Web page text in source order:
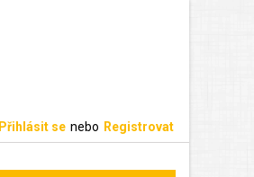
Přihlásit se nebo Registrovat